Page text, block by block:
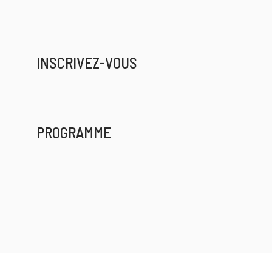
INSCRIVEZ-VOUS
PROGRAMME